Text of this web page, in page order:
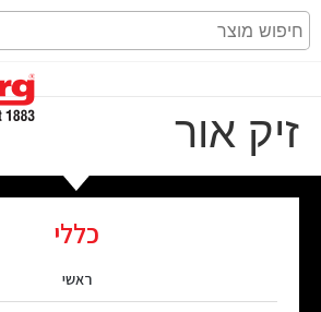
זיק אור
כללי
ראשי